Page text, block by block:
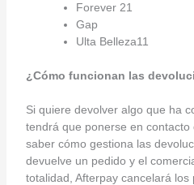
Forever 21
Gap
Ulta Belleza11
¿Cómo funcionan las
Si quiere devolver algo que ha
tendrá que ponerse en
saber cómo gestiona las
devuelve un pedido y el
totalidad, Afterpay cancelará los